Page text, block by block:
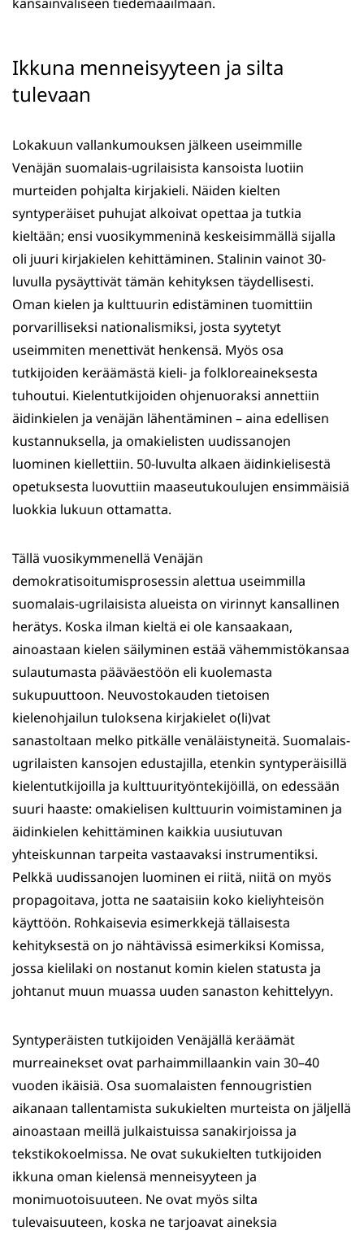
Ikkuna menneisyyteen ja silta
tulevaan
Lokakuun vallankumouksen jälkeen useimmille
Venäjän suomalais-ugrilaisista kansoista luotiin
murteiden pohjalta kirjakieli. Näiden kielten
syntyperäiset puhujat alkoivat opettaa ja tutkia
kieltään; ensi vuosikymmeninä keskeisimmällä sijalla
oli juuri kirjakielen kehittäminen. Stalinin vainot 30-
luvulla pysäyttivät tämän kehityksen täydellisesti.
Oman kielen ja kulttuurin edistäminen tuomittiin
porvarilliseksi nationalismiksi, josta syytetyt
useimmiten menettivät henkensä. Myös osa
tutkijoiden keräämästä kieli- ja folkloreaineksesta
tuhoutui. Kielentutkijoiden ohjenuoraksi annettiin
äidinkielen ja venäjän lähentäminen – aina edellisen
kustannuksella, ja omakielisten uudissanojen
luominen kiellettiin. 50-luvulta alkaen äidinkielisestä
opetuksesta luovuttiin maaseutukoulujen ensimmäisiä
luokkia lukuun ottamatta.
Tällä vuosikymmenellä Venäjän
demokratisoitumisprosessin alettua useimmilla
suomalais-ugrilaisista alueista on virinnyt kansallinen
herätys. Koska ilman kieltä ei ole kansaakaan,
ainoastaan kielen säilyminen estää vähemmistökansaa
sulautumasta pääväestöön eli kuolemasta
sukupuuttoon. Neuvostokauden tietoisen
kielenohjailun tuloksena kirjakielet o(li)vat
sanastoltaan melko pitkälle venäläistyneitä. Suomalais-
ugrilaisten kansojen edustajilla, etenkin syntyperäisillä
kielentutkijoilla ja kulttuurityöntekijöillä, on edessään
suuri haaste: omakielisen kulttuurin voimistaminen ja
äidinkielen kehittäminen kaikkia uusiutuvan
yhteiskunnan tarpeita vastaavaksi instrumentiksi.
Pelkkä uudissanojen luominen ei riitä, niitä on myös
propagoitava, jotta ne saataisiin koko kieliyhteisön
käyttöön. Rohkaisevia esimerkkejä tällaisesta
kehityksestä on jo nähtävissä esimerkiksi Komissa,
jossa kielilaki on nostanut komin kielen statusta ja
johtanut muun muassa uuden sanaston kehittelyyn.
Syntyperäisten tutkijoiden Venäjällä keräämät
murreainekset ovat parhaimmillaankin vain 30–40
vuoden ikäisiä. Osa suomalaisten fennougristien
aikanaan tallentamista sukukielten murteista on jäljellä
ainoastaan meillä julkaistuissa sanakirjoissa ja
tekstikokoelmissa. Ne ovat sukukielten tutkijoiden
ikkuna oman kielensä menneisyyteen ja
monimuotoisuuteen. Ne ovat myös silta
tulevaisuuteen, koska ne tarjoavat aineksia